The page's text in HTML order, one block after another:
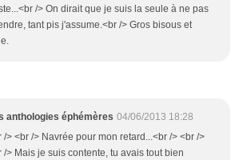
/> On dirait que je suis la seule à ne pas
tant pis j'assume.<br /> Gros bisous et
anthologies éphémères 04/06/2013 18:28
/> <br /> Navrée pour mon retard...<br /> <br />
/> Mais je suis contente, tu avais tout bien